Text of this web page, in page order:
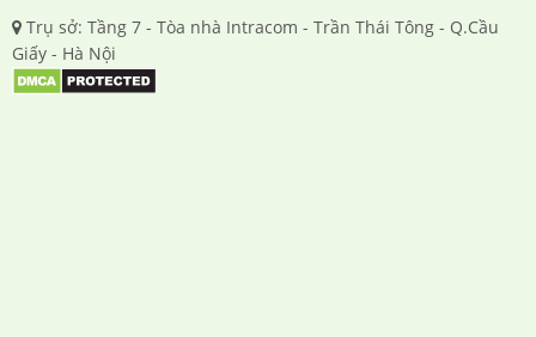
Trụ sở: Tầng 7 - Tòa nhà Intracom - Trần Thái Tông - Q.Cầu
Giấy - Hà Nội